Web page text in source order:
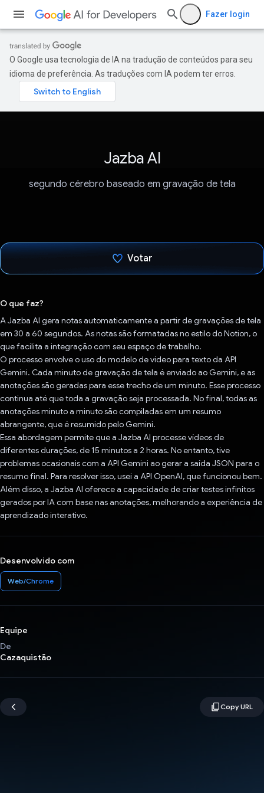
Fazer login
O Google usa tecnologia de IA na tradução de conteúdos para seu
idioma de preferência. As traduções com IA podem ter erros.
Jazba AI
segundo cérebro baseado em gravação de tela
Votar
O que faz?
A Jazba AI gera notas automaticamente a partir de gravações de tela
em 30 a 60 segundos. As notas são formatadas no estilo do Notion, o
que facilita a integração com seu espaço de trabalho.
O processo envolve o uso do modelo de vídeo para texto da API
Gemini. Cada minuto de gravação de tela é enviado ao Gemini, e as
anotações são geradas para esse trecho de um minuto. Esse processo
continua até que toda a gravação seja processada. No final, todas as
anotações minuto a minuto são compiladas em um resumo
abrangente, que é resumido pelo Gemini.
Essa abordagem permite que a Jazba AI processe vídeos de
diferentes durações, de 15 minutos a 2 horas. No entanto, tive
problemas ocasionais com a API Gemini ao gerar a saída JSON para o
resumo final. Para resolver isso, usei a API OpenAI, que funcionou bem.
Além disso, a Jazba AI oferece a capacidade de criar testes infinitos
gerados por IA com base nas anotações, melhorando a experiência de
aprendizado interativo.
Desenvolvido com
Web/Chrome
Equipe
De
Cazaquistão